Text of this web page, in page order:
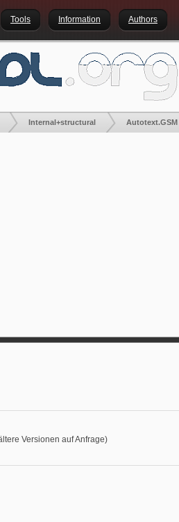
Tools Information Authors
Internal+structural Autotext.GSM
Versionen auf Anfrage)